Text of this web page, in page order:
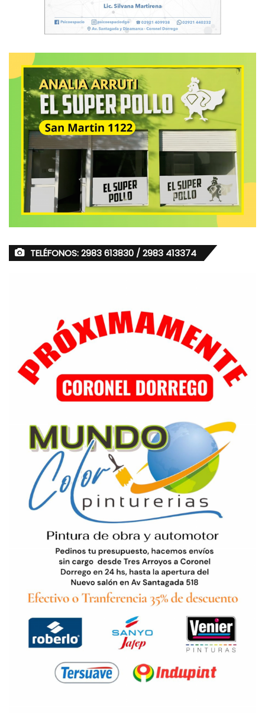
TELÉFONOS: 2983 613830 / 2983 413374